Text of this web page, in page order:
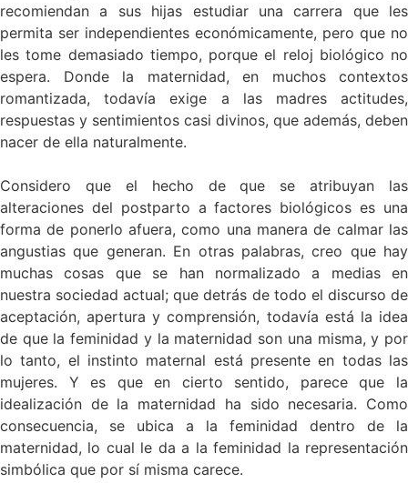
recomiendan a sus hijas estudiar una carrera que les
permita ser independientes económicamente, pero que no
les tome demasiado tiempo, porque el reloj biológico no
espera. Donde la maternidad, en muchos contextos
romantizada, todavía exige a las madres actitudes,
respuestas y sentimientos casi divinos, que además, deben
nacer de ella naturalmente.
Considero que el hecho de que se atribuyan las
alteraciones del postparto a factores biológicos es una
forma de ponerlo afuera, como una manera de calmar las
angustias que generan. En otras palabras, creo que hay
muchas cosas que se han normalizado a medias en
nuestra sociedad actual; que detrás de todo el discurso de
aceptación, apertura y comprensión, todavía está la idea
de que la feminidad y la maternidad son una misma, y por
lo tanto, el instinto maternal está presente en todas las
mujeres. Y es que en cierto sentido, parece que la
idealización de la maternidad ha sido necesaria. Como
consecuencia, se ubica a la feminidad dentro de la
maternidad, lo cual le da a la feminidad la representación
simbólica que por sí misma carece.